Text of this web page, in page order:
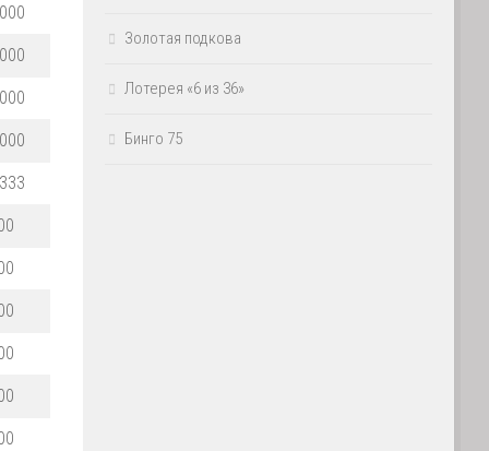
Золотая подкова
Лотерея «6 из 36»
Бинго 75